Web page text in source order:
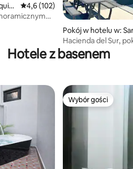
93
Średnia ocena: 4,6 na 5, liczba
4,6 (102)
Pokój w hotelu w:
lHacienda del Sur,
Hotele z basenem
Wybór gości
Wybór gości